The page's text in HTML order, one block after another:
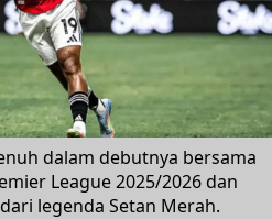
dalam debutnya bersama
League 2025/2026 dan
legenda Setan Merah.